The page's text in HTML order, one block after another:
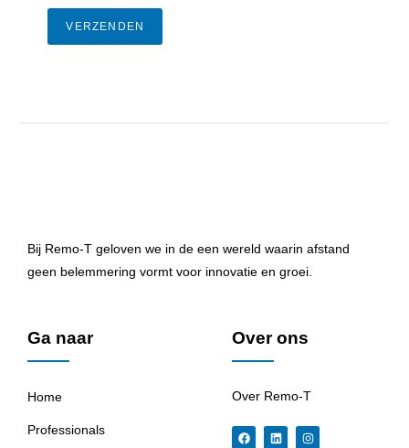
VERZENDEN
Bij Remo-T geloven we in de een wereld waarin afstand
geen belemmering vormt voor innovatie en groei.
Ga naar
Home
Professionals
Over ons
Over Remo-T